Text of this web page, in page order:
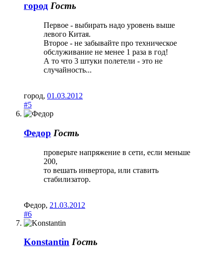
город Гость
Первое - выбирать надо уровень выше
левого Китая.
Второе - не забывайте про техническое
обслуживание не менее 1 раза в год!
А то что 3 штуки полетели - это не
случайность...
город, 01.03.2012
#5
Федор Гость
проверьте напряжение в сети, если меньше
200,
то вешать инвертора, или ставить
стабилизатор.
Федор, 21.03.2012
#6
Konstantin Гость